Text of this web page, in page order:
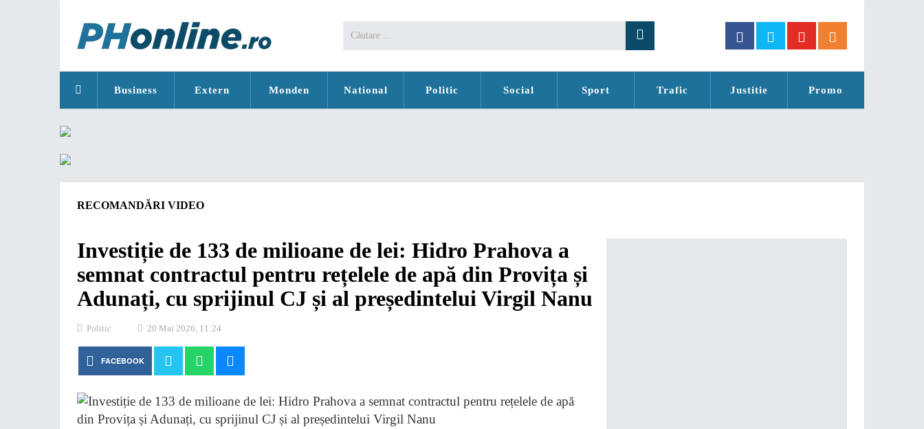
Business Extern Monden National Politic Social Sport Trafic Justitie Promo
RECOMANDĂRI VIDEO
Investiție de 133 de milioane de lei: Hidro Prahova a
semnat contractul pentru rețelele de apă din Provița și
Adunați, cu sprijinul CJ și al președintelui Virgil Nanu
Politic 20 Mai 2026, 11:24
FACEBOOK